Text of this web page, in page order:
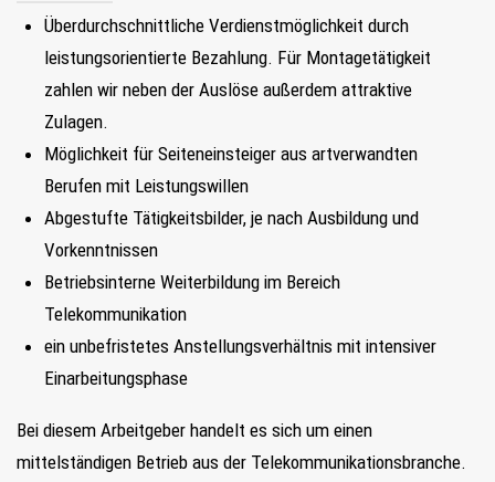
Überdurchschnittliche Verdienstmöglichkeit durch
leistungsorientierte Bezahlung. Für Montagetätigkeit
zahlen wir neben der Auslöse außerdem attraktive
Zulagen.
Möglichkeit für Seiteneinsteiger aus artverwandten
Berufen mit Leistungswillen
Abgestufte Tätigkeitsbilder, je nach Ausbildung und
Vorkenntnissen
Betriebsinterne Weiterbildung im Bereich
Telekommunikation
ein unbefristetes Anstellungsverhältnis mit intensiver
Einarbeitungsphase
Bei diesem Arbeitgeber handelt es sich um einen
mittelständigen Betrieb aus der Telekommunikationsbranche.